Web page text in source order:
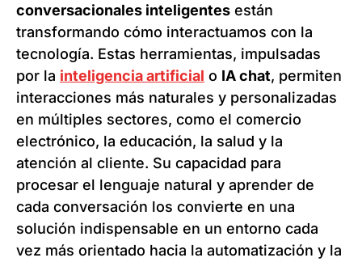
conversacionales inteligentes están
transformando cómo interactuamos con la
tecnología. Estas herramientas, impulsadas
por la inteligencia artificial o IA chat, permiten
interacciones más naturales y personalizadas
en múltiples sectores, como el comercio
electrónico, la educación, la salud y la
atención al cliente. Su capacidad para
procesar el lenguaje natural y aprender de
cada conversación los convierte en una
solución indispensable en un entorno cada
vez más orientado hacia la automatización y la